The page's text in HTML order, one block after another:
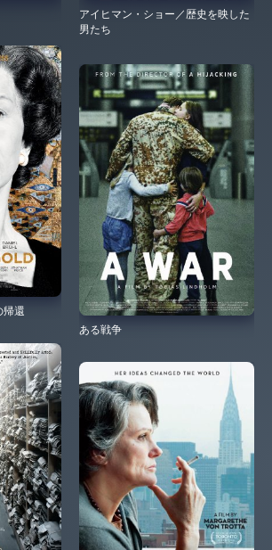
アイヒマン・ショー／歴史を映した
男たち
還
ある戦争